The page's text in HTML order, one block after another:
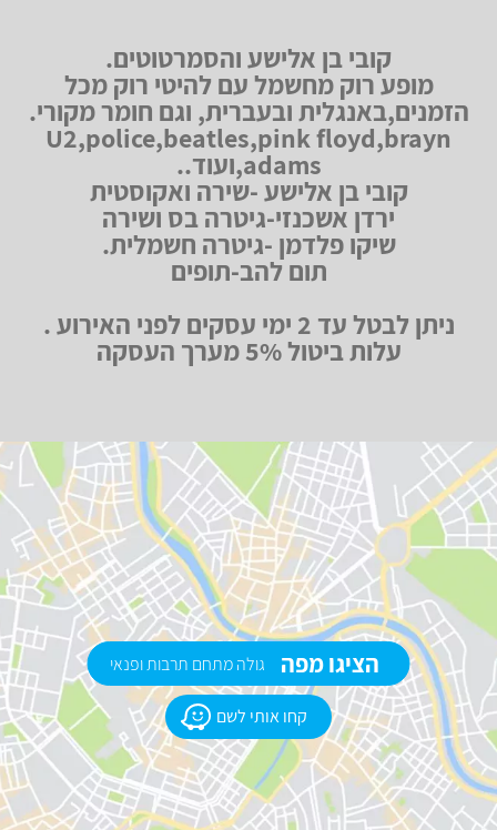
קובי בן אלישע והסמרטוטים.
מופע רוק מחשמל עם להיטי רוק מכל
הזמנים,באנגלית ובעברית, וגם חומר מקורי.
U2,police,beatles,pink floyd,brayn
adams,ועוד..
קובי בן אלישע -שירה ואקוסטית
ירדן אשכנזי-גיטרה בס ושירה
שיקו פלדמן -גיטרה חשמלית.
תום להב-תופים
ניתן לבטל עד 2 ימי עסקים לפני האירוע .
עלות ביטול 5% מערך העסקה
קחו אותי לשם
הציגו מפה גולה מתחם תרבות ופנאי